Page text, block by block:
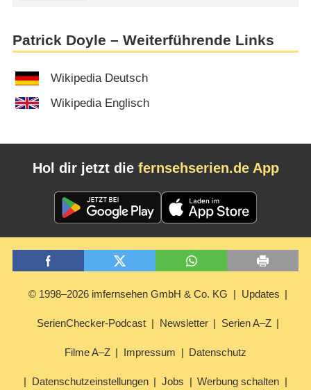
Patrick Doyle – Weiterführende Links
Wikipedia Deutsch
Wikipedia Englisch
Hol dir jetzt die fernsehserien.de App
© 1998–2026 imfernsehen GmbH & Co. KG Updates
SerienChecker-Podcast Newsletter Serien A–Z
Filme A–Z Impressum Datenschutz
Datenschutzeinstellungen Jobs Werbung schalten